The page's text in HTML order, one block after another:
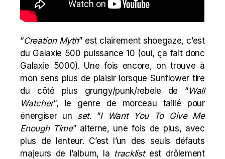
“Creation Myth” est clairement shoegaze, c’est
du Galaxie 500 puissance 10 (oui, ça fait donc
Galaxie 5000). Une fois encore, on trouve à
mon sens plus de plaisir lorsque Sunflower tire
du côté plus grungy/punk/rebèle de “Wall
Watcher“, le genre de morceau taillé pour
énergiser un set. “I Want You To Give Me
Enough Time” alterne, une fois de plus, avec
plus de lenteur. C’est l’un des seuls défauts
majeurs de l’album, la tracklist est drôlement